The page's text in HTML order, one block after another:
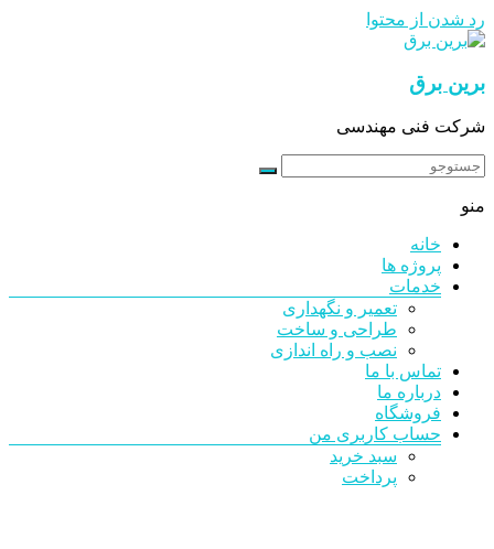
رد شدن از محتوا
برین برق
شرکت فنی مهندسی
منو
خانه
پروژه ها
خدمات
تعمیر و نگهداری
طراحی و ساخت
نصب و راه اندازی
تماس با ما
درباره ما
فروشگاه
حساب کاربری من
سبد خرید
پرداخت